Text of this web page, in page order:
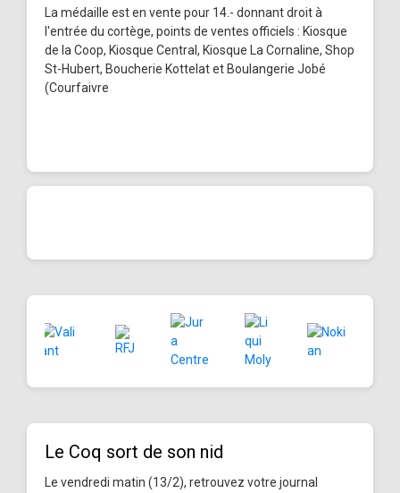
La médaille est en vente pour 14.- donnant droit à
l'entrée du cortège, points de ventes officiels : Kiosque
de la Coop, Kiosque Central, Kiosque La Cornaline, Shop
St-Hubert, Boucherie Kottelat et Boulangerie Jobé
(Courfaivre
Le Coq sort de son nid
Le vendredi matin (13/2), retrouvez votre journal